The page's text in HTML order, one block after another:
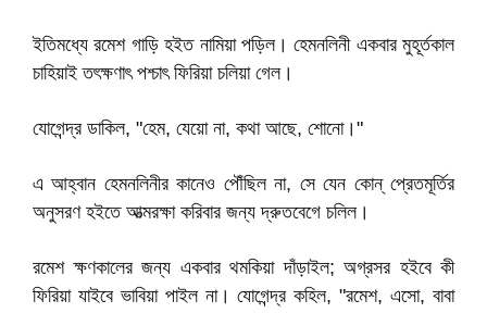
ইতিমধ্যে রমেশ গাড়ি হইত নামিয়া পড়িল। হেমনলিনী একবার মুহূর্তকাল
চাহিয়াই তৎক্ষণাৎ পশ্চাৎ ফিরিয়া চলিয়া গেল।
যোগেন্দ্র ডাকিল, "হেম, যেয়ো না, কথা আছে, শোনো।"
এ আহ্বান হেমনলিনীর কানেও পৌঁছিল না, সে যেন কোন্‌ প্রেতমূর্তির
অনুসরণ হইতে আত্মরক্ষা করিবার জন্য দ্রুতবেগে চলিল।
রমেশ ক্ষণকালের জন্য একবার থমকিয়া দাঁড়াইল; অগ্রসর হইবে কী
ফিরিয়া যাইবে ভাবিয়া পাইল না। যোগেন্দ্র কহিল, "রমেশ, এসো, বাবা